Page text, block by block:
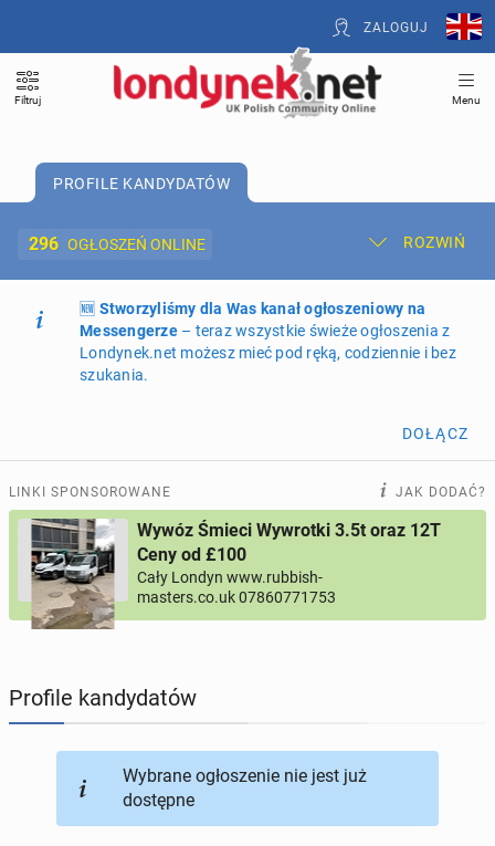
ZALOGUJ
Filtruj Menu
PROFILE KANDYDATÓW
296 OGŁOSZEŃ ONLINE ROZWIŃ
Dodaj ogłoszenie Moje ogłoszenia
Oferta i cennik ogłoszeń
ogłoszeń online
PROFILE KANDYDATÓW 296profili online
USŁUGI 167
KUPIĘ & SPRZEDAM
TOWARZYSKIE 115ogłoszeń online
🆕 Stworzyliśmy dla Was kanał ogłoszeniowy na
Messengerze– teraz wszystkie świeże ogłoszenia z
Londynek.net możesz mieć pod ręką, codziennie i bez
szukania.
DOŁĄCZ
LINKI SPONSOROWANE JAK DODAĆ?
Wywóz Śmieci Wywrotki 3.5t oraz 12T
Ceny od £100
Cały Londyn www.rubbish-
masters.co.uk 07860771753
Profile kandydatów
Wybrane ogłoszenie nie jest już
dostępne